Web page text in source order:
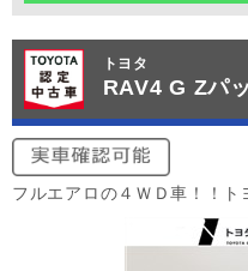
トヨタ
RAV4 G Zパ
フルエアロの４ＷＤ車！！ト